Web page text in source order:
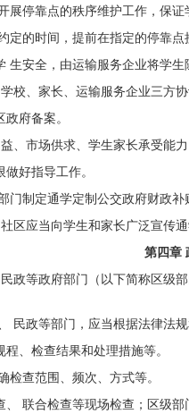
展停靠点的秩序维护工作，保证
定的时间，提前在指定的停靠点
安全，由运输服务企业将学
校、家长、运输服务企业三方
政府备案。
、市场供求、学生家长承受能
做好指导工作。
门制定通学定制公交政府财政补
区应当向学生和家长广泛宣传
第四章
政等政府部门（以下简称区
民政等部门，应当根据法律法
、 检查结果和处理措施等。
检查范围、频次、方式等。
联合检查等现场检查；区级